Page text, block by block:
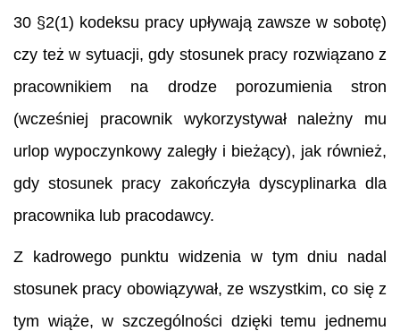
30 §2(1) kodeksu pracy upływają zawsze w sobotę)
czy też w sytuacji, gdy stosunek pracy rozwiązano z
pracownikiem na drodze porozumienia stron
(wcześniej pracownik wykorzystywał należny mu
urlop wypoczynkowy zaległy i bieżący), jak również,
gdy stosunek pracy zakończyła dyscyplinarka dla
pracownika lub pracodawcy.
Z kadrowego punktu widzenia w tym dniu nadal
stosunek pracy obowiązywał, ze wszystkim, co się z
tym wiąże, w szczególności dzięki temu jednemu